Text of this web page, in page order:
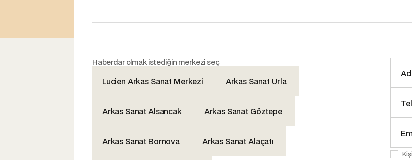
Haberdar olmak istediğin merkezi seç
Lucien Arkas Sanat Merkezi Arkas Sanat Urla
Arkas Sanat Alsancak Arkas Sanat Göztepe
Arkas Sanat Bornova Arkas Sanat Alaçatı